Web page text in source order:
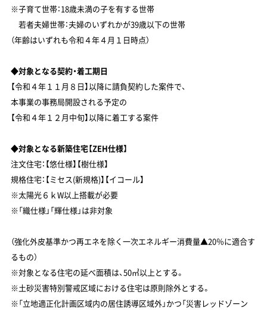
※子育て世帯：18歳未満の子を有する世帯
若者夫婦世帯：夫婦のいずれかが39歳以下の世帯
（年齢はいずれも令和４年４月１日時点）
◆対象となる契約・着工期日
【令和４年１１月８日】以降に請負契約した案件で、
本事業の事務局開設される予定の
【令和４年１２月中旬】以降に着工する案件
◆対象となる新築住宅【ZEH仕様】
注文住宅：【悠仕様】【樹仕様】
規格住宅：【ミセス(新規格)】【イコール】
※太陽光６ｋW以上搭載が必要
※「織仕様」「輝仕様」は非対象
（強化外皮基準かつ再エネを除く一次エネルギー消費量▲20％に適合す
るもの）
※対象となる住宅の延べ面積は、50㎡以上とする。
※土砂災害特別警戒区域における住宅は原則除外とする。
※「立地適正化計画区域内の居住誘導区域外」かつ「災害レッドゾーン